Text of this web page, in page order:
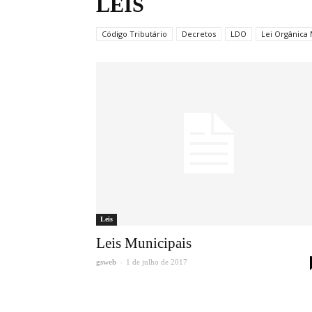
Código Tributário Decretos LDO Lei Orgânica
Leis
Leis Municipais
gsweb - 1 de julho de 2017